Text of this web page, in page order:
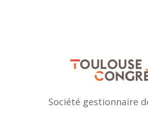
Société gestionnaire